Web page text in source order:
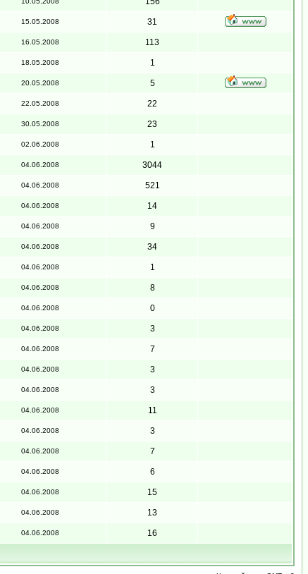
15.05.2008 31
16.05.2008 113
18.05.2008 1
20.05.2008 5
22.05.2008 22
30.05.2008 23
02.06.2008 1
04.06.2008 3044
04.06.2008 521
04.06.2008 14
04.06.2008 9
04.06.2008 34
04.06.2008 1
04.06.2008 8
04.06.2008 0
04.06.2008 3
04.06.2008 7
04.06.2008 3
04.06.2008 3
04.06.2008 11
04.06.2008 3
04.06.2008 7
04.06.2008 6
04.06.2008 15
04.06.2008 13
04.06.2008 16